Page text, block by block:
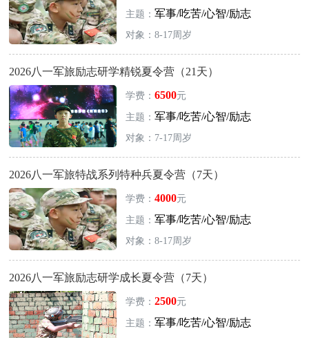
主题： 军事/吃苦/心智/励志
对象：8-17周岁
2026八一军旅励志研学精锐夏令营（21天）
学费： 6500元
主题： 军事/吃苦/心智/励志
对象：7-17周岁
2026八一军旅特战系列特种兵夏令营（7天）
学费： 4000元
主题： 军事/吃苦/心智/励志
对象：8-17周岁
2026八一军旅励志研学成长夏令营（7天）
学费： 2500元
主题： 军事/吃苦/心智/励志